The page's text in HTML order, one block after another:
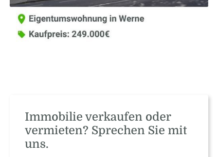
Immobilie verkaufen oder
vermieten? Sprechen Sie mit
uns.